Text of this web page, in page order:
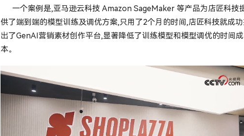
一个案例是,亚马逊云科技 Amazon SageMaker 等产品为店匠科技
供了端到端的模型训练及调优方案,只用了2个月的时间,店匠科技就成
出了GenAI营销素材创作平台,显著降低了训练模型和模型调优的时间成
本。